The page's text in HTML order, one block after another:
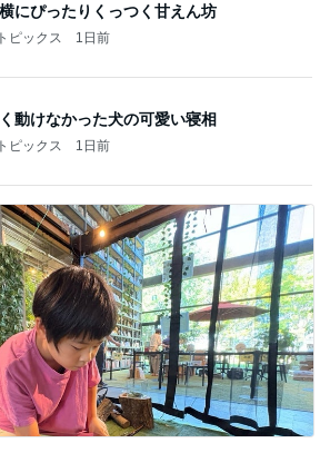
にぴったりくっつく甘えん坊
ピックス 1日前
動けなかった犬の可愛い寝相
ピックス 1日前